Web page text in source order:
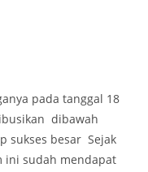
pada tanggal 18
dibawah
sukses besar Sejak
ini sudah mendapat